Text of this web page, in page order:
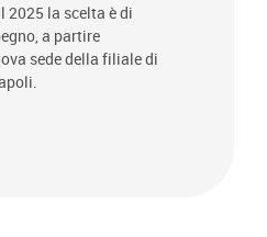
2025 la scelta è di
a partire
sede della filiale di